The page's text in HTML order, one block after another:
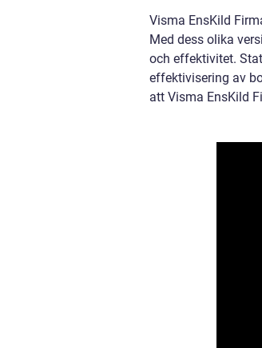
Visma EnsKild
Med dess olika
och effektivitet.
effektivisering av
att Visma EnsKild